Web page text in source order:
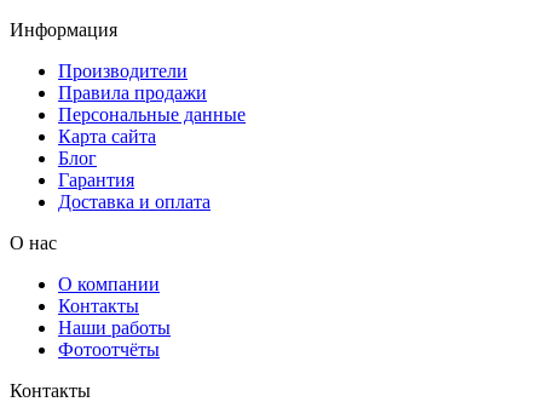
Информация
Производители
Правила продажи
Персональные данные
Карта сайта
Блог
Гарантия
Доставка и оплата
О нас
О компании
Контакты
Наши работы
Фотоотчёты
Контакты